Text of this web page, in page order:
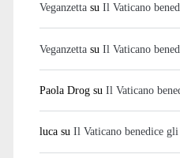
Veganzettasu Il Vaticano
Veganzettasu Il Vaticano
Paola Drogsu Il Vaticano
lucasu Il Vaticano benedice